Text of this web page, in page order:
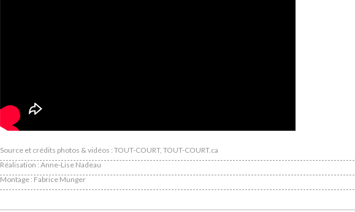
Source et crédits photos & vidéos : TOUT-COURT, TOUT-COURT.ca
Réalisation : Anne-Lise Nadeau
Montage : Fabrice Munger